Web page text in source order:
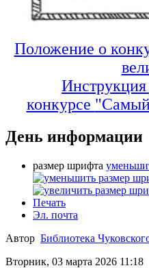
Положение о
Инструкция
конкурсе "Самый
День информации
размер шрифта
Печать
Эл. почта
Автор Библиотека
Вторник, 03 марта 2026 11:18